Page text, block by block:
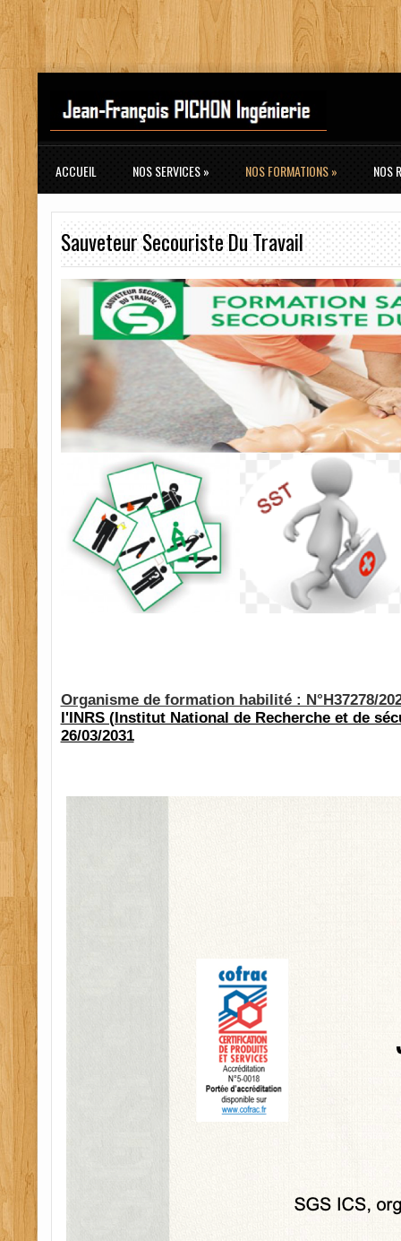
ACCUEIL NOS SERVICES» NOS FORMATIONS» NOS
Sauveteur Secouriste Du Travail
Organisme de formation habilité : N°H37278/
l'INRS (Institut National de Recherche et de
26/03/2031